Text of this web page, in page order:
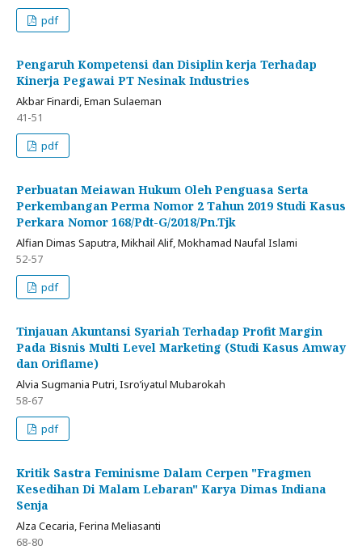
pdf
Pengaruh Kompetensi dan Disiplin kerja Terhadap
Kinerja Pegawai PT Nesinak Industries
Akbar Finardi, Eman Sulaeman
41-51
pdf
Perbuatan Meiawan Hukum Oleh Penguasa Serta
Perkembangan Perma Nomor 2 Tahun 2019 Studi Kasus
Perkara Nomor 168/Pdt-G/2018/Pn.Tjk
Alfian Dimas Saputra, Mikhail Alif, Mokhamad Naufal Islami
52-57
pdf
Tinjauan Akuntansi Syariah Terhadap Profit Margin
Pada Bisnis Multi Level Marketing (Studi Kasus Amway
dan Oriflame)
Alvia Sugmania Putri, Isro’iyatul Mubarokah
58-67
pdf
Kritik Sastra Feminisme Dalam Cerpen "Fragmen
Kesedihan Di Malam Lebaran" Karya Dimas Indiana
Senja
Alza Cecaria, Ferina Meliasanti
68-80